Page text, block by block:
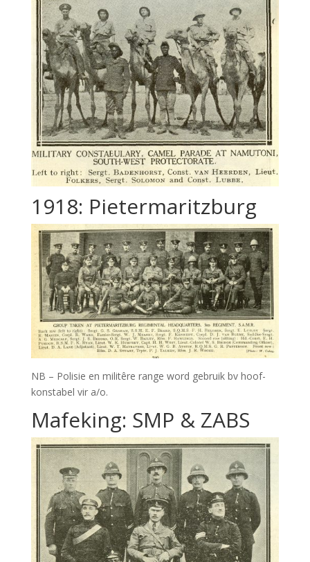
1918: Pietermaritzburg
NB – Polisie en militêre range word gebruik bv hoof-
konstabel vir a/o.
Mafeking: SMP & ZABS